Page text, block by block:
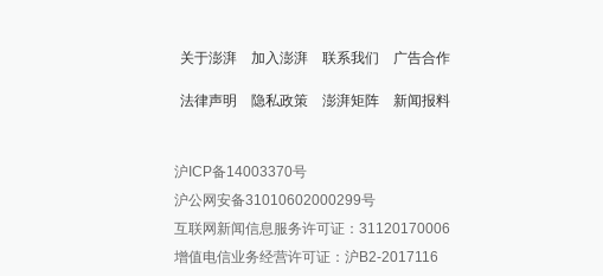
关于澎湃 加入澎湃 联系我们 广告合作
法律声明 隐私政策 澎湃矩阵
澎湃新闻公众号
澎湃新闻抖音号
派生万物开放平台
新闻报料
报料邮箱: news@thepaper.cn
沪ICP备14003370号
沪公网安备31010602000299号
互联网新闻信息服务许可证：31120170006
增值电信业务经营许可证：沪B2-2017116